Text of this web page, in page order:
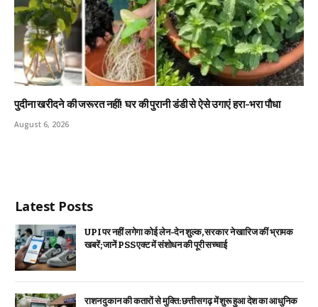
पुदीना खरीदने की जरूरत नहीं! घर की पुरानी डंडी से ऐसे उगाएं हरा-भरा पौधा
August 6, 2026
Latest Posts
UPI पर नहीं लगेगा कोई लेन-देन शुल्क, सरकार ने खारिज कीं भ्रामक
खबरें; जानें PSS एक्ट में संशोधन की पूरी सच्चाई
राशन दुकान की कतारों से मुक्ति: छत्तीसगढ़ में शुरू हुआ देश का आधुनिक